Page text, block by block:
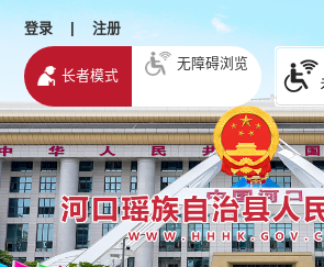
登录 | 注册
长者模式
无障碍浏览